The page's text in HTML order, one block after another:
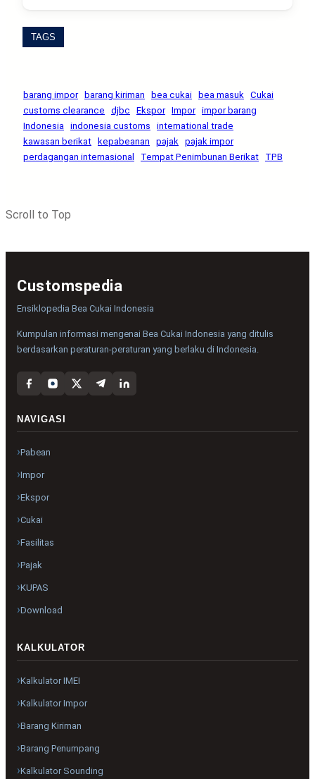
TAGS
barang impor barang kiriman bea cukai bea masuk Cukai
customs clearance
djbc Ekspor Impor impor barang
Indonesia indonesia customs
international trade
kawasan berikat
kepabeanan pajak pajak impor
perdagangan internasional
Tempat Penimbunan Berikat TPB
Scroll to Top
Customspedia
Ensiklopedia Bea Cukai Indonesia
Kumpulan informasi mengenai Bea Cukai Indonesia yang ditulis
berdasarkan peraturan-peraturan yang berlaku di Indonesia.
NAVIGASI
Pabean
Impor
Ekspor
Cukai
Fasilitas
Pajak
KUPAS
Download
KALKULATOR
Kalkulator IMEI
Kalkulator Impor
Barang Kiriman
Barang Penumpang
Kalkulator Sounding